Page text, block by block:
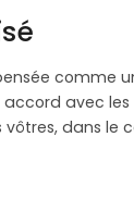
comme
avec les
dans le